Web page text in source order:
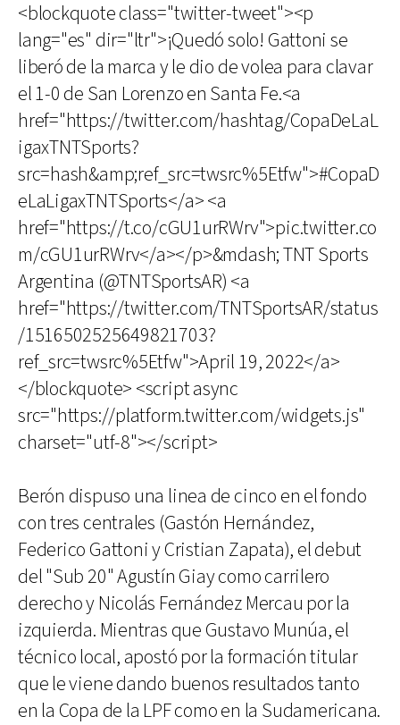
<blockquote class="twitter-tweet"><p
lang="es" dir="ltr">¡Quedó solo! Gattoni se
liberó de la marca y le dio de volea para clavar
el 1-0 de San Lorenzo en Santa Fe.<a
href="https://twitter.com/hashtag/CopaDeLaL
igaxTNTSports?
src=hash&amp;ref_src=twsrc%5Etfw">#CopaD
eLaLigaxTNTSports</a> <a
href="https://t.co/cGU1urRWrv">pic.twitter.co
m/cGU1urRWrv</a></p>&mdash; TNT Sports
Argentina (@TNTSportsAR) <a
href="https://twitter.com/TNTSportsAR/status
/1516502525649821703?
ref_src=twsrc%5Etfw">April 19, 2022</a>
</blockquote> <script async
src="https://platform.twitter.com/widgets.js"
charset="utf-8"></script>
Berón dispuso una linea de cinco en el fondo
con tres centrales (Gastón Hernández,
Federico Gattoni y Cristian Zapata), el debut
del "Sub 20" Agustín Giay como carrilero
derecho y Nicolás Fernández Mercau por la
izquierda. Mientras que Gustavo Munúa, el
técnico local, apostó por la formación titular
que le viene dando buenos resultados tanto
en la Copa de la LPF como en la Sudamericana.